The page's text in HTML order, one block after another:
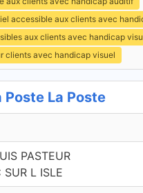
accessible aux clients avec
aux clients avec handicap
clients avec handicap visuel
Poste La Poste
PASTEUR
L ISLE